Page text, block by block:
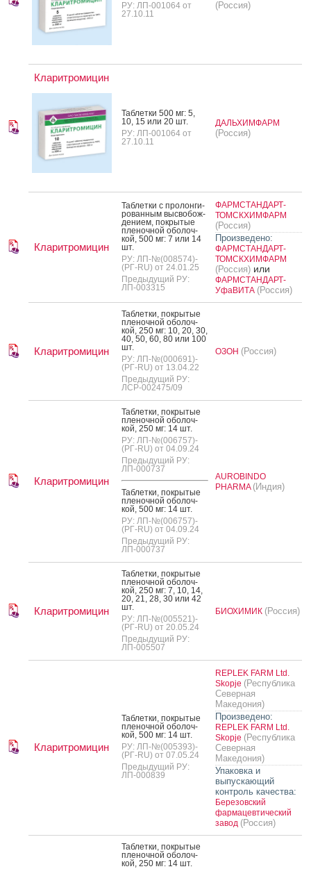
РУ: ЛП-001064 от
27.10.11
(Россия)
Кларитромицин
Таб­летки 500 мг: 5,
10, 15 или 20 шт.
РУ: ЛП-001064 от
27.10.11
ДАЛЬХИМФАРМ
(Россия)
Кларитромицин
Таб­летки с про­лон­ги­
рован­ным выс­во­бож­
де­ни­ем, пок­ры­тые
пле­ноч­ной обо­лоч­
кой, 500 мг: 7 или 14
шт.
РУ: ЛП-№(008574)-
(РГ-RU) от 24.01.25
Предыдущий РУ:
ЛП-003315
ФАРМСТАНДАРТ-
ТОМСКХИМФАРМ
(Россия)
Произведено:
ФАРМСТАНДАРТ-
ТОМСКХИМФАРМ
(Россия) или
ФАРМСТАНДАРТ-
УфаВИТА (Россия)
Кларитромицин
Таб­летки, пок­ры­тые
пле­ноч­ной обо­лоч­
кой, 250 мг: 10, 20, 30,
40, 50, 60, 80 или 100
шт.
РУ: ЛП-№(000691)-
(РГ-RU) от 13.04.22
Предыдущий РУ:
ЛСР-002475/09
ОЗОН (Россия)
Кларитромицин
Таб­летки, пок­ры­тые
пле­ноч­ной обо­лоч­
кой, 250 мг: 14 шт.
РУ: ЛП-№(006757)-
(РГ-RU) от 04.09.24
Предыдущий РУ:
ЛП-000737
Таб­летки, пок­ры­тые
пле­ноч­ной обо­лоч­
кой, 500 мг: 14 шт.
РУ: ЛП-№(006757)-
(РГ-RU) от 04.09.24
Предыдущий РУ:
ЛП-000737
AUROBINDO
PHARMA (Индия)
Кларитромицин
Таб­летки, пок­ры­тые
пле­ноч­ной обо­лоч­
кой, 250 мг: 7, 10, 14,
20, 21, 28, 30 или 42
шт.
РУ: ЛП-№(005521)-
(РГ-RU) от 20.05.24
Предыдущий РУ:
ЛП-005507
БИОХИМИК (Россия)
Кларитромицин
Таб­летки, пок­ры­тые
пле­ноч­ной обо­лоч­
кой, 500 мг: 14 шт.
РУ: ЛП-№(005393)-
(РГ-RU) от 07.05.24
Предыдущий РУ:
ЛП-000839
REPLEK FARM Ltd.
Skopje (Республика
Северная
Македония)
Произведено:
REPLEK FARM Ltd.
Skopje (Республика
Северная
Македония)
Упаковка и
выпускающий
контроль качества:
Березовский
фармацевтический
завод (Россия)
Таб­летки, пок­ры­тые
пле­ноч­ной обо­лоч­
кой, 250 мг: 14 шт.